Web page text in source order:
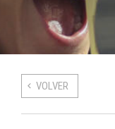
VOLVER